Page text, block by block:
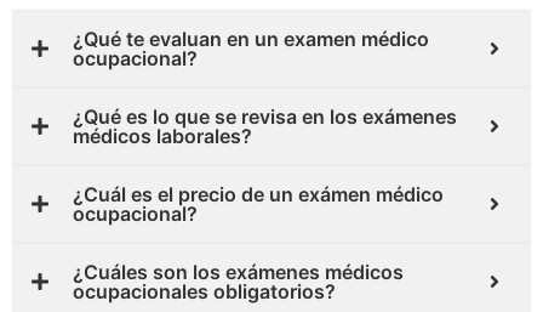
¿Qué te evaluan en un examen médico
ocupacional?
¿Qué es lo que se revisa en los exámenes
médicos laborales?
¿Cuál es el precio de un exámen médico
ocupacional?
¿Cuáles son los exámenes médicos
ocupacionales obligatorios?